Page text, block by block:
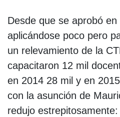
Desde que se aprobó
aplicándose poco pero
un relevamiento de la
capacitaron 12 mil
en 2014 28 mil y en
con la asunción de
redujo